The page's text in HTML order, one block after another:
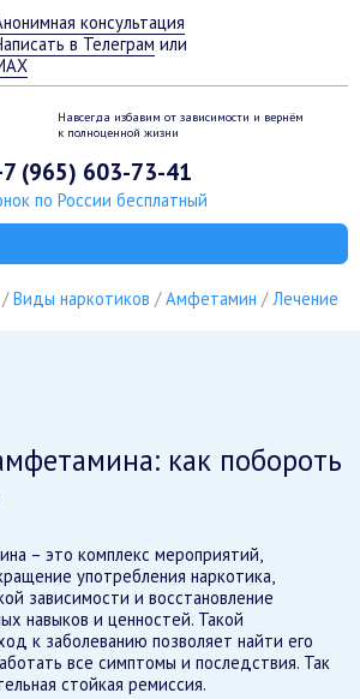
консультация
в Телеграм или
Навсегда избавим от зависимости и вернём
к полноценной жизни
(965) 603-73-41
по России бесплатный
Виды наркотиков Амфетамин Лечение
как побороть
– это комплекс мероприятий,
употребления наркотика,
зависимости и восстановление
навыков и ценностей. Такой
к заболеванию позволяет найти его
все симптомы и последствия. Так
стойкая ремиссия.